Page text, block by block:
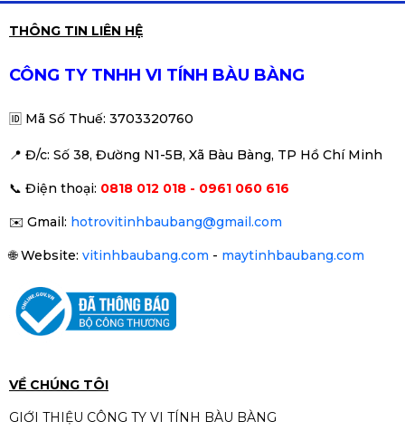
THÔNG TIN LIÊN HỆ
CÔNG TY TNHH VI TÍNH BÀU BÀNG
🆔 Mã Số Thuế: 3703320760
📍 Đ/c: Số 38, Đường N1-5B, Xã Bàu Bàng, TP Hồ Chí Minh
📞 Điện thoại: 0818 012 018 - 0961 060 616
✉️ Gmail: hotrovitinhbaubang@gmail.com
🌐Website: vitinhbaubang.com - maytinhbaubang.com
VỀ CHÚNG TÔI
GIỚI THIỆU CÔNG TY VI TÍNH BÀU BÀNG